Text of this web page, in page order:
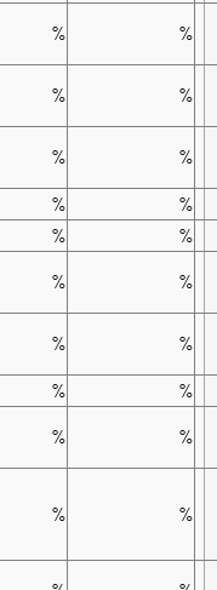
% %
% %
% %
%
%
%
%
% %
% %
%
%
% %
% %